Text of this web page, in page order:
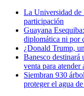
La Universidad de
participación
Guayana
diplomática ni por
¿Donald Trump,
Banesco destinará
venta para atender
Siembran 930
proteger el agua